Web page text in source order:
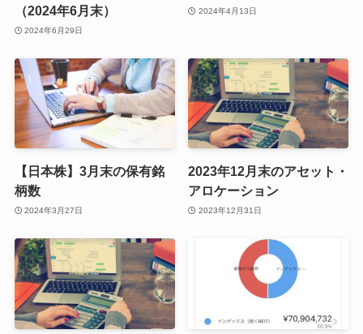
（2024年6月末）
2024年6月29日
2024年4月13日
【日本株】3月末の保有銘
柄数
2024年3月27日
2023年12月末のアセット・
アロケーション
2023年12月31日